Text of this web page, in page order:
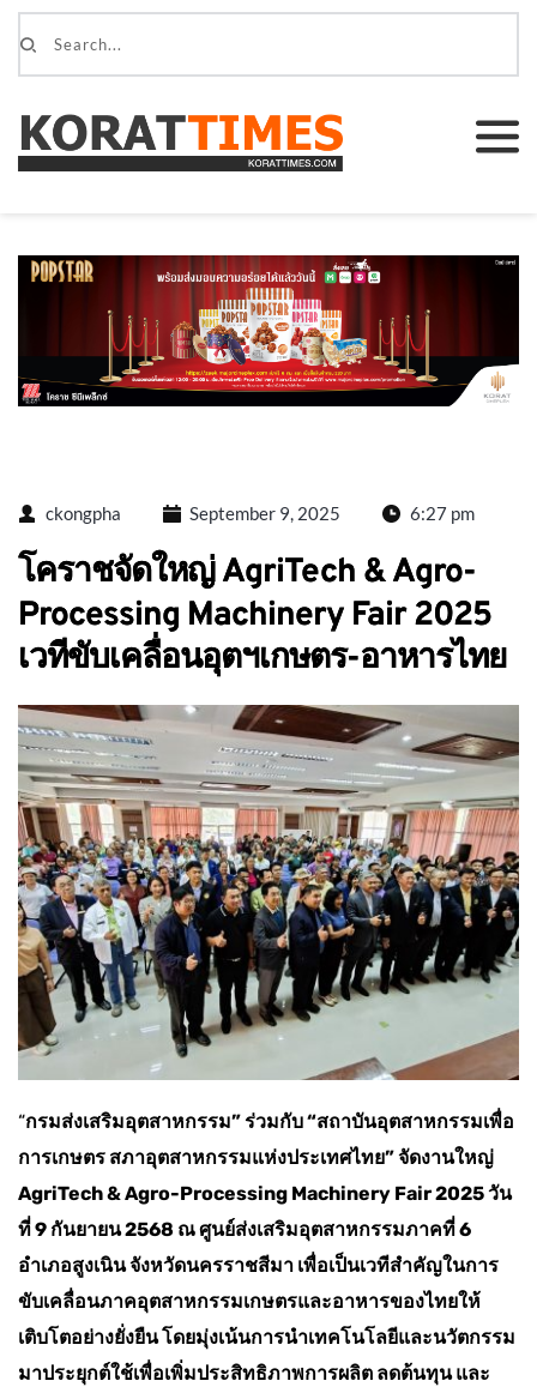
ckongpha September 9, 2025 6:27 pm
โคราชจัดใหญ่ AgriTech & Agro-
Processing Machinery Fair 2025
เวทีขับเคลื่อนอุตฯเกษตร-อาหารไทย
“กรมส่งเสริมอุตสาหกรรม” ร่วมกับ “สถาบันอุตสาหกรรมเพื่อ
การเกษตร สภาอุตสาหกรรมแห่งประเทศไทย” จัดงานใหญ่
AgriTech & Agro-Processing Machinery Fair 2025 วัน
ที่ 9 กันยายน 2568 ณ ศูนย์ส่งเสริมอุตสาหกรรมภาคที่ 6
อำเภอสูงเนิน จังหวัดนครราชสีมา เพื่อเป็นเวทีสำคัญในการ
ขับเคลื่อนภาคอุตสาหกรรมเกษตรและอาหารของไทยให้
เติบโตอย่างยั่งยืน โดยมุ่งเน้นการนำเทคโนโลยีและนวัตกรรม
มาประยุกต์ใช้เพื่อเพิ่มประสิทธิภาพการผลิต ลดต้นทุน และ